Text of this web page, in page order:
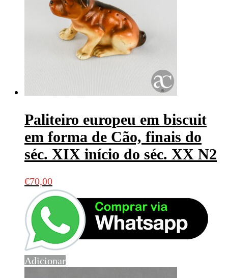
Paliteiro europeu em biscuit
em forma de Cão, finais do
séc. XIX início do séc. XX N2
€70,00
Adicionar